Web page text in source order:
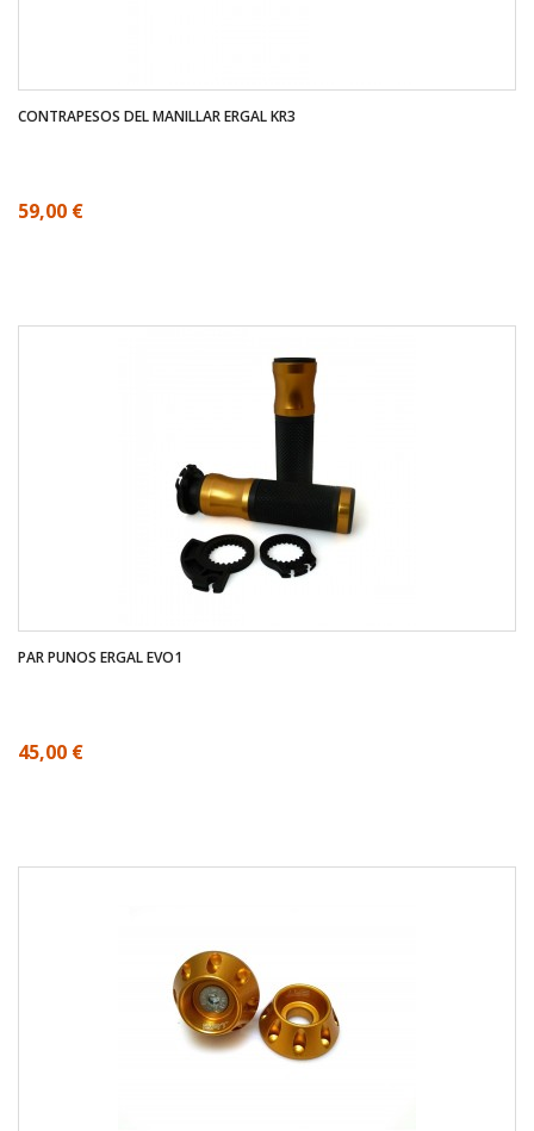
CONTRAPESOS DEL MANILLAR ERGAL KR3
59,00 €
PAR PUNOS ERGAL EVO1
45,00 €